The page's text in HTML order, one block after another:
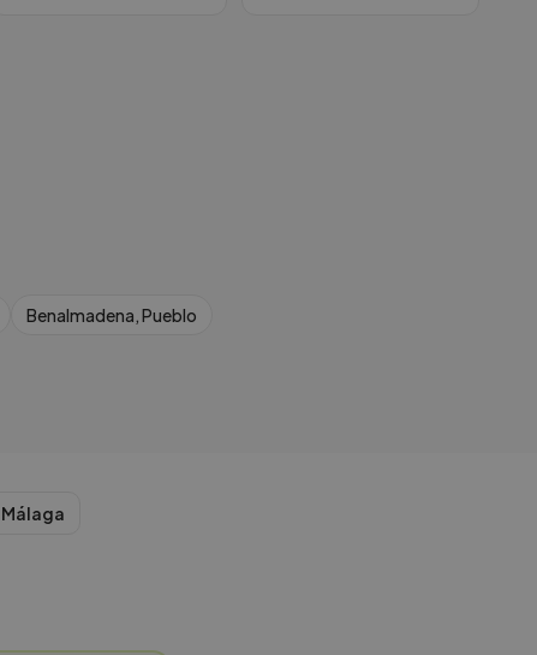
Benalmadena, Pueblo
Málaga